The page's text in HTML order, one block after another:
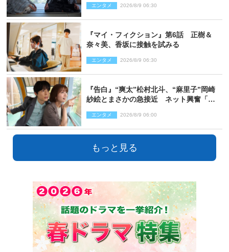
エンタメ 2026/8/9 06:30
『マイ・フィクション』第6話 正樹＆
奈々美、香坂に接触を試みる
エンタメ 2026/8/9 06:30
『告白』“爽太”松村北斗、“麻里子”岡崎
紗絵とまさかの急接近 ネット興奮「そ
り）
エンタメ 2026/8/9 06:00
もっと見る